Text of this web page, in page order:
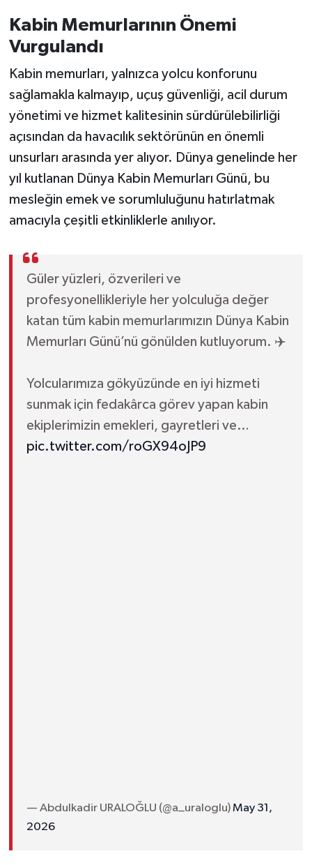
Kabin Memurlarının Önemi
Vurgulandı
Kabin memurları, yalnızca yolcu konforunu
sağlamakla kalmayıp, uçuş güvenliği, acil durum
yönetimi ve hizmet kalitesinin sürdürülebilirliği
açısından da havacılık sektörünün en önemli
unsurları arasında yer alıyor. Dünya genelinde her
yıl kutlanan Dünya Kabin Memurları Günü, bu
mesleğin emek ve sorumluluğunu hatırlatmak
amacıyla çeşitli etkinliklerle anılıyor.
Güler yüzleri, özverileri ve
profesyonellikleriyle her yolculuğa değer
katan tüm kabin memurlarımızın Dünya Kabin
Memurları Günü’nü gönülden kutluyorum. ✈️
Yolcularımıza gökyüzünde en iyi hizmeti
sunmak için fedakârca görev yapan kabin
ekiplerimizin emekleri, gayretleri ve…
pic.twitter.com/roGX94oJP9
— Abdulkadir URALOĞLU (@a_uraloglu)May 31,
2026